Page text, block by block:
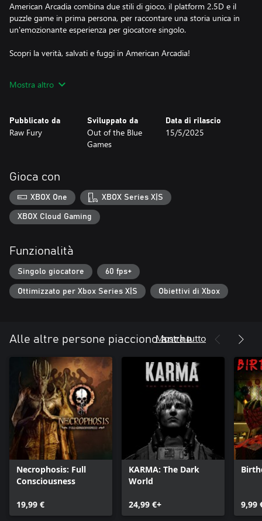
American Arcadia combina due stili di gioco, il platform 2.5D e il
puzzle game in prima persona, per raccontare una storia unica in
un'emozionante esperienza per giocatore singolo.
Scopri la verità, salvati e fuggi in American Arcadia!
La trama avvincente è presentata sotto forma di documentario,
DUE ESPERIENZE IN UN SOLO GIOCO
In American Arcadia controlli due personaggi in ambienti
scorrimento laterale 2.5D con avvincente azione platform,
inseguimenti mozzafiato, furtività ed enigmi e un gioco 3D in
prima persona, con hacking, esplorazione, elementi di furtività e
altri enigmi da risolvere.
UN CAST STELLARE DI VOCI ORIGINALI
tempo, Call of the Sea), Krizia Bajos (Cyberpunk 2077, League of
Legends) e Cissy Jones (Firewatch, Life is Strange, Call of the Sea),
insieme a tanti altri, danno vita ai personaggi di American
Arcadia.
Mostra altro
Pubblicato da
Raw Fury
Sviluppato da
Out of the Blue
Games
Data di rilascio
15/5/2025
Gioca con
XBOX One XBOX Series X|S
XBOX Cloud Gaming
Funzionalità
Singolo giocatore 60 fps+
Ottimizzato per Xbox Series X|S Obiettivi di Xbox
Alle altre persone piacciono anche
Mostra tutto
Necrophosis: Full
Consciousness
19,99 €
KARMA: The Dark
World
24,99 €+ 9,99